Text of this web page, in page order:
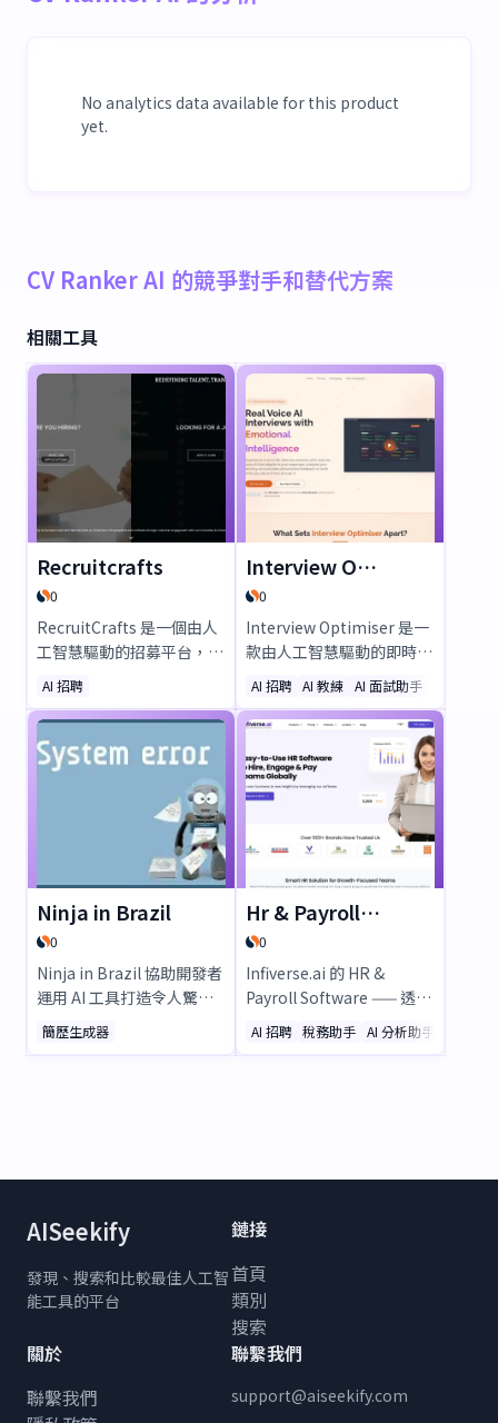
No analytics data available for this product
yet.
CV Ranker AI 的競爭對手和替代方案
相關工具
Recruitcrafts
0
RecruitCrafts 是一個由人
工智慧驅動的招募平台，旨
在透過智能自動化簡化招聘
流程。透過AI履歷篩選、職
缺發布優化及面試排程等功
能，全面提升效率——所有
操作皆在一個直觀的ATS系
統中完成。縮短40%的招聘
時間，更快鎖定頂尖人才！
AI 招聘
Interview Optimiser
0
Interview Optimiser 是一
款由人工智慧驅動的即時面
試練習工具，幫助您在下次
求職面試中脫穎而出。體驗
語音對語音互動、情緒與語
調分析，以及根據您應徵職
位量身打造的 自適應回
饋。提升自信、精煉回答，
成功獲得夢寐以求的工作
——立即開始練習吧！
AI 招聘 AI 教練 AI 面試助手
Ninja in Brazil
0
Ninja in Brazil 協助開發者
運用 AI 工具打造令人驚
豔、符合 ATS 系統的履
歷。在個人專屬網域展示技
簡歷生成器
Hr & Payroll Software
0
Infiverse.ai 的 HR &
Payroll Software —— 透過
AI 驅動的自動化，簡化人力
資源管理流程！輕鬆處理招
AI 招聘 稅務助手 AI 分析助手
AISeekify
發現、搜索和比較最佳人工智
能工具的平台
鏈接
首頁
類別
搜索
關於
聯繫我們
聯繫我們
support@aiseekify.com